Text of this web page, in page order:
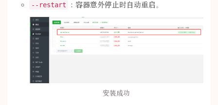
--restart ：容器意外停止时自动重启。
安装成功